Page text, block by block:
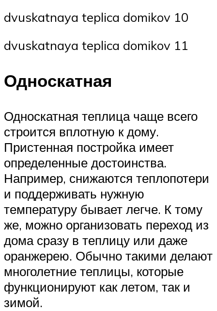
dvuskatnaya teplica domikov 10
dvuskatnaya teplica domikov 11
Односкатная
Односкатная теплица чаще всего
строится вплотную к дому.
Пристенная постройка имеет
определенные достоинства.
Например, снижаются теплопотери
и поддерживать нужную
температуру бывает легче. К тому
же, можно организовать переход из
дома сразу в теплицу или даже
оранжерею. Обычно такими делают
многолетние теплицы, которые
функционируют как летом, так и
зимой.